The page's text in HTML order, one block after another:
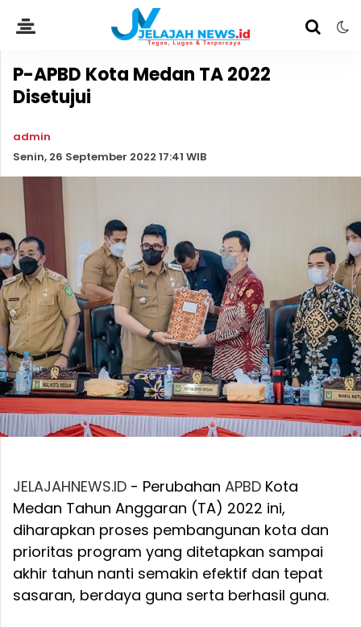
P-APBD Kota Medan TA 2022
Disetujui
admin
Senin, 26 September 2022 17:41 WIB
JELAJAHNEWS.ID - Perubahan APBD Kota
Medan Tahun Anggaran (TA) 2022 ini,
diharapkan proses pembangunan kota dan
prioritas program yang ditetapkan sampai
akhir tahun nanti semakin efektif dan tepat
sasaran, berdaya guna serta berhasil guna.